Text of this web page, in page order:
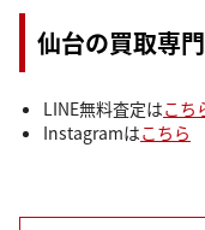
仙台の買取専
LINE無料査定はこち
Instagramはこちら